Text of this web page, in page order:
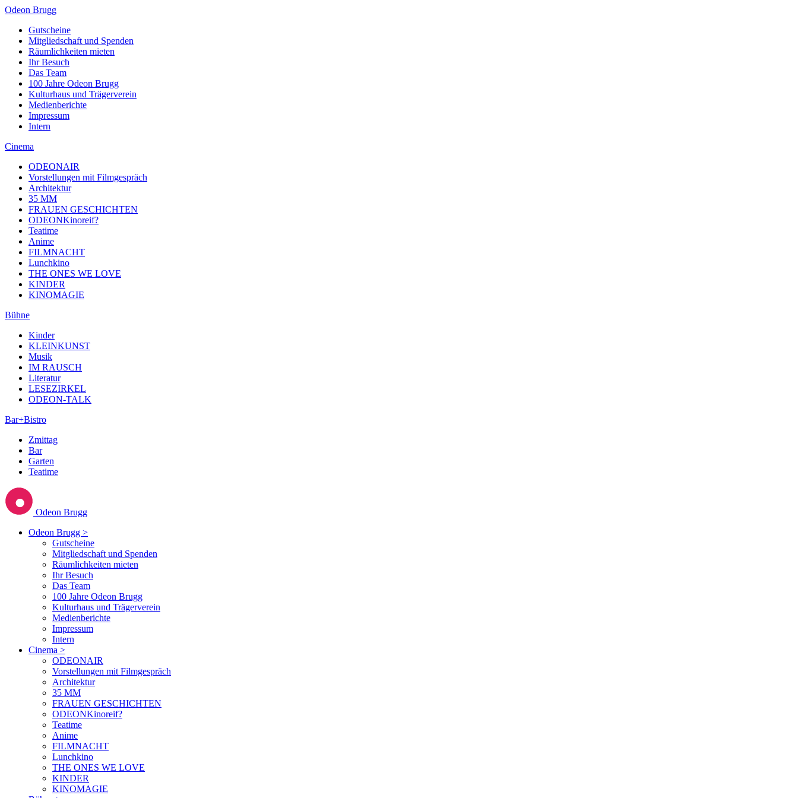
Odeon Brugg
Gutscheine
Mitgliedschaft und Spenden
Räumlichkeiten mieten
Ihr Besuch
Das Team
100 Jahre Odeon Brugg
Kulturhaus und Trägerverein
Medienberichte
Impressum
Intern
Cinema
ODEONAIR
Vorstellungen mit Filmgespräch
Architektur
35 MM
FRAUEN GESCHICHTEN
ODEONKinoreif?
Teatime
Anime
FILMNACHT
Lunchkino
THE ONES WE LOVE
KINDER
KINOMAGIE
Bühne
Kinder
KLEINKUNST
Musik
IM RAUSCH
Literatur
LESEZIRKEL
ODEON-TALK
Bar+Bistro
Zmittag
Bar
Garten
Teatime
Odeon Brugg
Odeon Brugg >
Gutscheine
Mitgliedschaft und Spenden
Räumlichkeiten mieten
Ihr Besuch
Das Team
100 Jahre Odeon Brugg
Kulturhaus und Trägerverein
Medienberichte
Impressum
Intern
Cinema >
ODEONAIR
Vorstellungen mit Filmgespräch
Architektur
35 MM
FRAUEN GESCHICHTEN
ODEONKinoreif?
Teatime
Anime
FILMNACHT
Lunchkino
THE ONES WE LOVE
KINDER
KINOMAGIE